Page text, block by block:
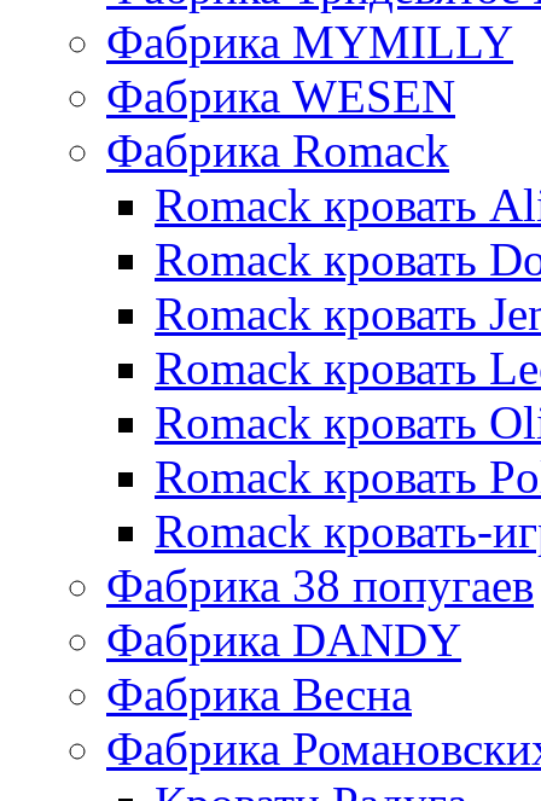
Фабрика MYMILLY
Фабрика WESEN
Фабрика Romack
Romack кровать
Romack кровать
Romack кровать
Romack кровать
Romack кровать
Romack кровать
Romack кровать-
Фабрика 38 попугаев
Фабрика DАNDY
Фабрика Весна
Фабрика